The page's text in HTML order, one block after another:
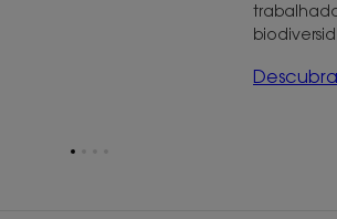
Descubra
Ir